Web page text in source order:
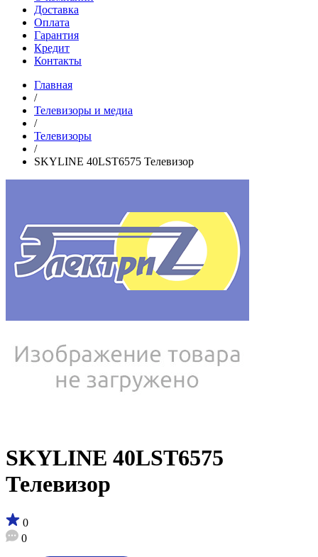
Доставка
Оплата
Гарантия
Кредит
Контакты
Главная
/
Телевизоры и медиа
/
Телевизоры
/
SKYLINE 40LST6575 Телевизор
SKYLINE 40LST6575
Телевизор
0
0